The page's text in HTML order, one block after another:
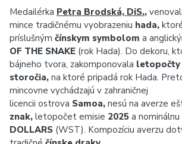
Medailérka Petra Brodská, DiS.,
mince tradičnému vyobrazeniu hada,
príslušným čínskym symbolom a
OF THE SNAKE (rok Hada). Do dekoru,
bájneho tvora, zakomponovala letopočty
storočia, na ktoré pripadá rok Hada.
mincovne vychádzajú v zahraničnej
licencii ostrova Samoa, nesú na averze
znak, letopočet emisie 2025 a
DOLLARS (WST). Kompozíciu averzu